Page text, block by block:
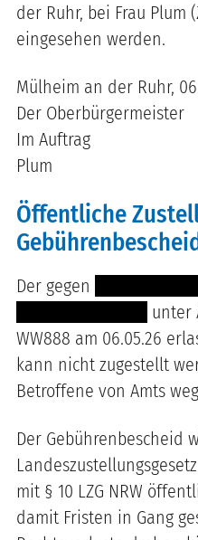
der Ruhr, bei Frau Plum
eingesehen werden.
Mülheim an der Ruhr,
Der Oberbürgermeister
Im Auftrag
Plum
Öffentliche
Der gegen
unter
WW888 am 06.05.26
kann nicht zugestellt
Betroffene von Amts
Der Gebührenbescheid
mit § 10 LZG NRW
damit Fristen in Gang